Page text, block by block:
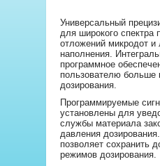
Универсальный
для широкого спектра
отложений микродот
наполнения.
программное
пользователю больше
дозирования.
Программируемые
установлены для
службы материала
давления
позволяет сохранить
режимов дозирования.